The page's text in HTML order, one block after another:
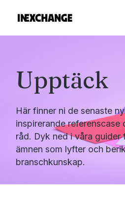
Upptäck
Här finner ni de senaste
inspirerande
råd. Dyk ned i våra guider
ämnen som lyfter och
branschkunskap.